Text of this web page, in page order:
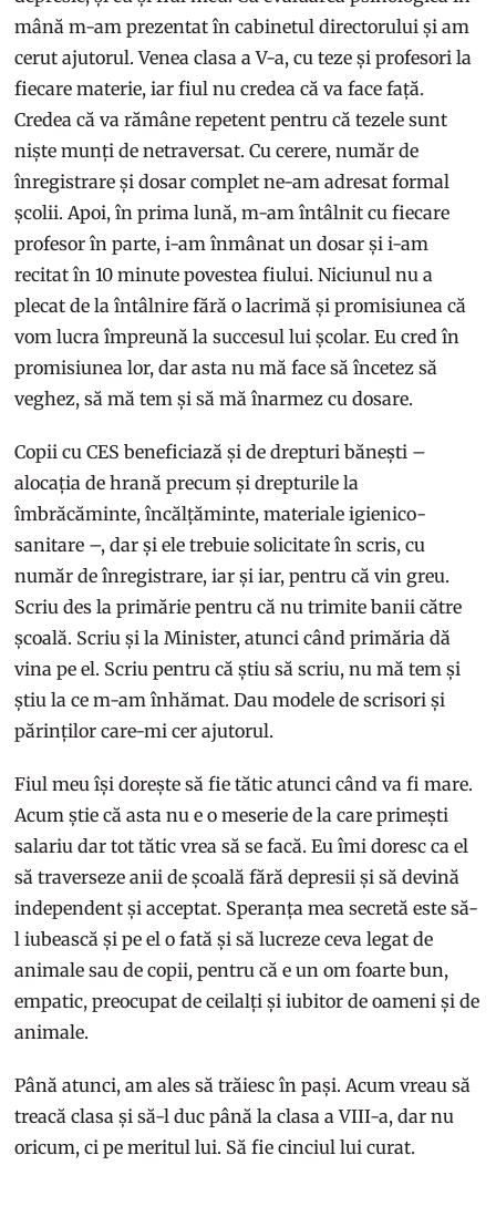
mână m-am prezentat în cabinetul directorului și am
cerut ajutorul. Venea clasa a V-a, cu teze și profesori la
fiecare materie, iar fiul nu credea că va face față.
Credea că va rămâne repetent pentru că tezele sunt
niște munți de netraversat. Cu cerere, număr de
înregistrare și dosar complet ne-am adresat formal
școlii. Apoi, în prima lună, m-am întâlnit cu fiecare
profesor în parte, i-am înmânat un dosar și i-am
recitat în 10 minute povestea fiului. Niciunul nu a
plecat de la întâlnire fără o lacrimă și promisiunea că
vom lucra împreună la succesul lui școlar. Eu cred în
promisiunea lor, dar asta nu mă face să încetez să
veghez, să mă tem și să mă înarmez cu dosare.
Copii cu CES beneficiază și de drepturi bănești –
alocația de hrană precum și drepturile la
îmbrăcăminte, încălțăminte, materiale igienico-
sanitare –, dar și ele trebuie solicitate în scris, cu
număr de înregistrare, iar și iar, pentru că vin greu.
Scriu des la primărie pentru că nu trimite banii către
școală. Scriu și la Minister, atunci când primăria dă
vina pe el. Scriu pentru că știu să scriu, nu mă tem și
știu la ce m-am înhămat. Dau modele de scrisori și
părinților care-mi cer ajutorul.
Fiul meu își dorește să fie tătic atunci când va fi mare.
Acum știe că asta nu e o meserie de la care primești
salariu dar tot tătic vrea să se facă. Eu îmi doresc ca el
să traverseze anii de școală fără depresii și să devină
independent și acceptat. Speranța mea secretă este să-
l iubească și pe el o fată și să lucreze ceva legat de
animale sau de copii, pentru că e un om foarte bun,
empatic, preocupat de ceilalți și iubitor de oameni și de
animale.
Până atunci, am ales să trăiesc în pași. Acum vreau să
treacă clasa și să-l duc până la clasa a VIII-a, dar nu
oricum, ci pe meritul lui. Să fie cinciul lui curat.